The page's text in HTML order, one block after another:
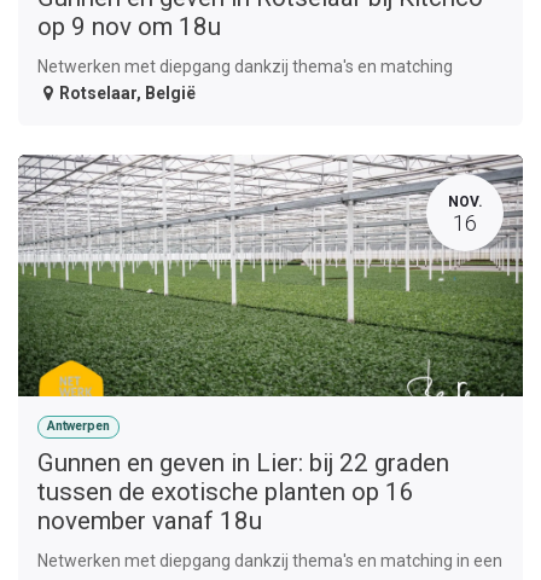
op 9 nov om 18u
Netwerken met diepgang dankzij thema's en matching
Rotselaar, België
NOV.
16
Antwerpen
Gunnen en geven in Lier: bij 22 graden
tussen de exotische planten op 16
november vanaf 18u
Netwerken met diepgang dankzij thema's en matching in een